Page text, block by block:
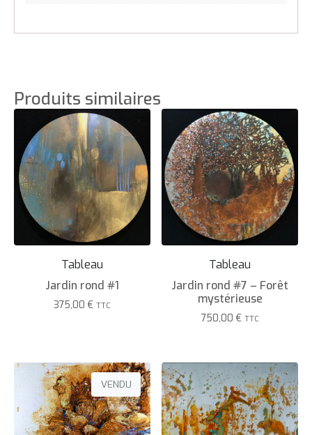
Produits similaires
Tableau
Jardin rond #1
375,00 € TTC
Tableau
Jardin rond #7 – Forêt
mystérieuse
750,00 € TTC
VENDU